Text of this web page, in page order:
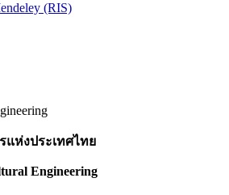
(RIS)
แห่งประเทศไทย
Engineering